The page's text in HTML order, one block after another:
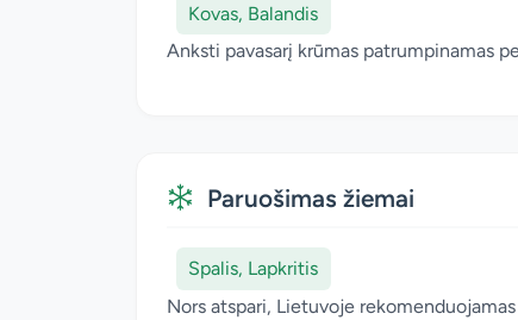
Kovas, Balandis
Anksti pavasarį krūmas patrumpinamas
Paruošimas žiemai
Spalis, Lapkritis
Nors atspari, Lietuvoje